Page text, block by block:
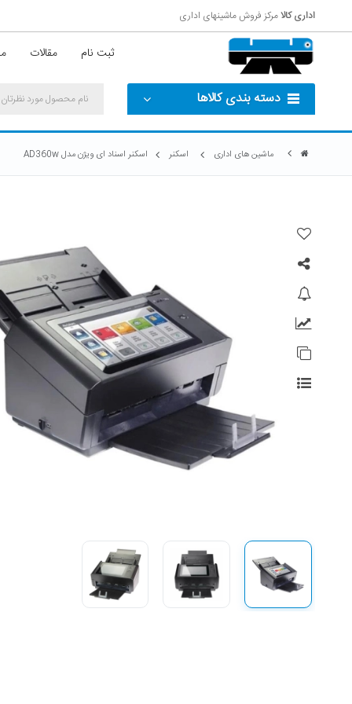
اداری کالامرکز فروش ماشینهای اداری
ثبت نام مقالات
دسته بندی کالاها
ماشین های اداری اسکنر اسکنر اسناد ای ویژن مدل AD360w